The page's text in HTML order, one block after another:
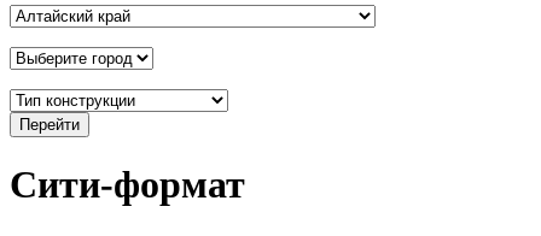
Сити-формат